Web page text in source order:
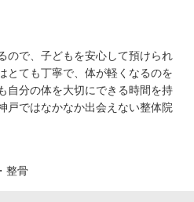
ので、子どもを安心して預けられ
とても丁寧で、体が軽くなるのを
自分の体を大切にできる時間を持
戸ではなかなか出会えない整体院
整骨